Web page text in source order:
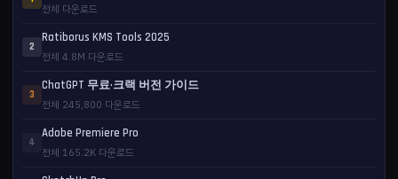
전체 다운로드
2
Ratiborus KMS Tools 2025
전체 4.8M 다운로드
3
ChatGPT 무료·크랙 버전 가이드
전체 245,800 다운로드
4
Adobe Premiere Pro
전체 165.2K 다운로드